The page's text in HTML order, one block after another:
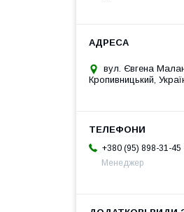
вул. Євгена
Кропивницький,
+380 (95) 898-31-45
Менеджер